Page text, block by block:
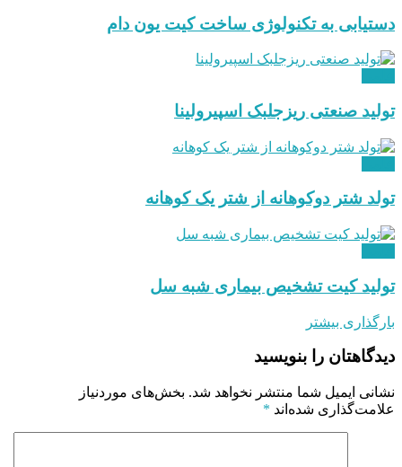
دستیابی به تکنولوژی ساخت کیت یون دام
تولید صنعتی ریزجلبک اسپیرولینا
تولد شتر دوکوهانه از شتر یک کوهانه
تولید کیت تشخیص بیماری شبه سل
بارگذاری بیشتر
دیدگاهتان را بنویسید
نشانی ایمیل شما منتشر نخواهد شد. بخش‌های موردنیاز
علامت‌گذاری شده‌اند *